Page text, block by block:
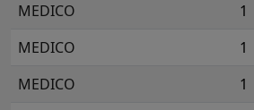
MEDICO
1
MEDICO
1
MEDICO
1